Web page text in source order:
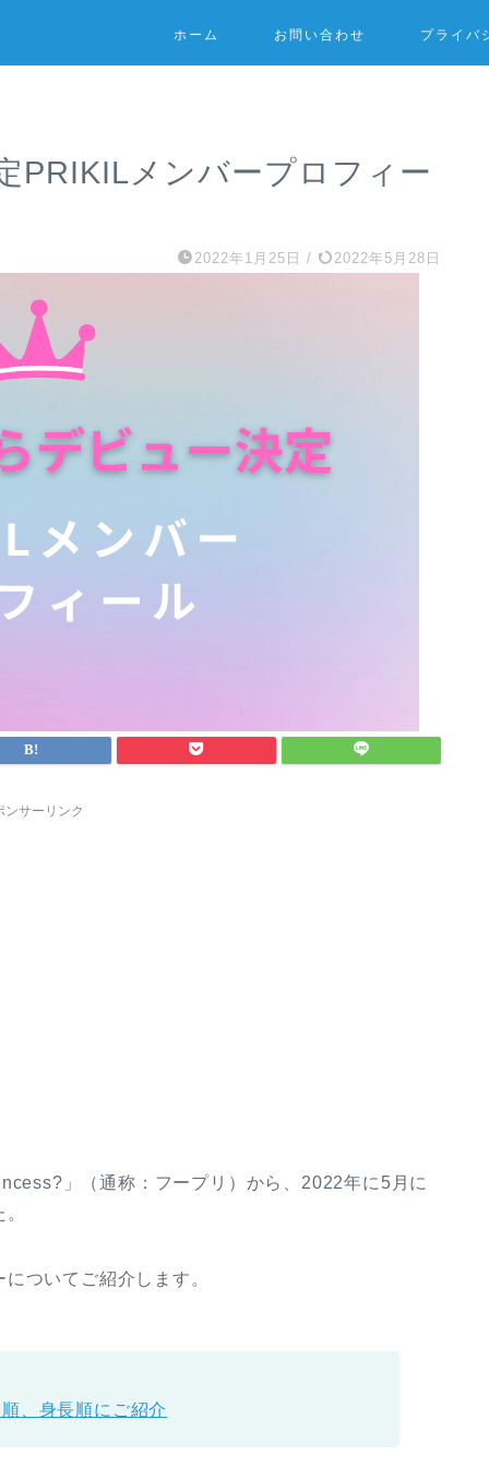
ホーム お問い合わせ プライバ
PRIKILメンバープロフィー
2022年1月25日 / 2022年5月28日
ンサーリンク
」（通称：フープリ）から、2022年に5月に
ついてご紹介します。
、身長順にご紹介